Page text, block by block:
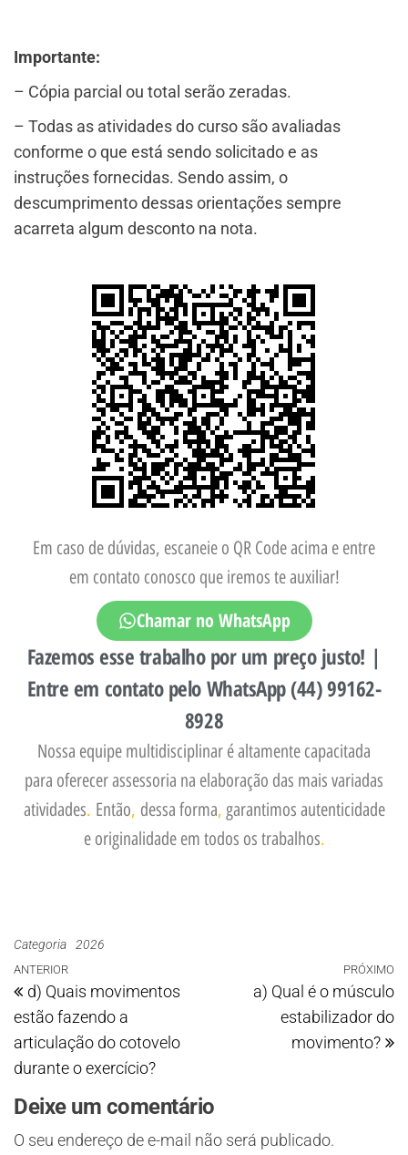
Importante:
– Cópia parcial ou total serão zeradas.
– Todas as atividades do curso são avaliadas
conforme o que está sendo solicitado e as
instruções fornecidas. Sendo assim, o
descumprimento dessas orientações sempre
acarreta algum desconto na nota.
Em caso de dúvidas, escaneie o QR Code acima e entre
em contato conosco que iremos te auxiliar!
Chamar no WhatsApp
Fazemos esse trabalho por um preço justo! |
Entre em contato pelo WhatsApp (44) 99162-
8928
Nossa equipe multidisciplinar é altamente capacitada
para oferecer assessoria na elaboração das mais variadas
atividades. Então, dessa forma, garantimos autenticidade
e originalidade em todos os trabalhos.
Categoria 2026
ANTERIOR
d) Quais movimentos
estão fazendo a
articulação do cotovelo
durante o exercício?
PRÓXIMO
a) Qual é o músculo
estabilizador do
movimento?
Deixe um comentário
O seu endereço de e-mail não será publicado.